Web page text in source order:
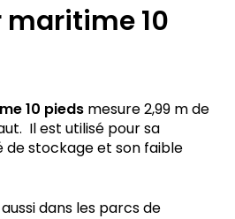
10
10 piedsmesure 2,99 m de
Il est utilisé pour sa
de stockage et son faible
dans les parcs de